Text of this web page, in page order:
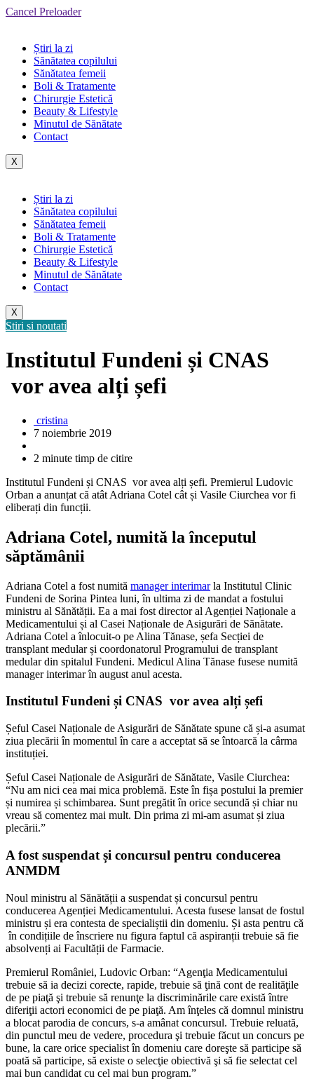
Cancel Preloader
Știri la zi
Sănătatea copilului
Sănătatea femeii
Boli & Tratamente
Chirurgie Estetică
Beauty & Lifestyle
Minutul de Sănătate
Contact
X
Știri la zi
Sănătatea copilului
Sănătatea femeii
Boli & Tratamente
Chirurgie Estetică
Beauty & Lifestyle
Minutul de Sănătate
Contact
X
Stiri si noutati
Institutul Fundeni și CNAS
vor avea alți șefi
cristina
7 noiembrie 2019
2 minute timp de citire
Institutul Fundeni și CNAS vor avea alți șefi. Premierul Ludovic
Orban a anunțat că atât Adriana Cotel cât și Vasile Ciurchea vor fi
eliberați din funcții.
Adriana Cotel, numită la începutul
săptămânii
Adriana Cotel a fost numită manager interimarla Institutul Clinic
Fundeni de Sorina Pintea luni, în ultima zi de mandat a fostului
ministru al Sănătății. Ea a mai fost director al Agenției Naționale a
Medicamentului și al Casei Naționale de Asigurări de Sănătate.
Adriana Cotel a înlocuit-o pe Alina Tănase, șefa Secției de
transplant medular și coordonatorul Programului de transplant
medular din spitalul Fundeni. Medicul Alina Tănase fusese numită
manager interimar în august anul acesta.
Institutul Fundeni și CNAS vor avea alți șefi
Șeful Casei Naționale de Asigurări de Sănătate spune că și-a asumat
ziua plecării în momentul în care a acceptat să se întoarcă la cârma
instituției.
Șeful Casei Naționale de Asigurări de Sănătate, Vasile Ciurchea:
“Nu am nici cea mai mica problemă. Este în fișa postului la premier
și numirea și schimbarea. Sunt pregătit în orice secundă și chiar nu
vreau să comentez mai mult. Din prima zi mi-am asumat și ziua
plecării.”
A fost suspendat și concursul pentru conducerea
ANMDM
Noul ministru al Sănătății a suspendat și concursul pentru
conducerea Agenției Medicamentului. Acesta fusese lansat de fostul
ministru și era contesta de specialiștii din domeniu. Și asta pentru că
în condițiile de înscriere nu figura faptul că aspiranții trebuie să fie
absolvenți ai Facultății de Farmacie.
Premierul României, Ludovic Orban: “Agenţia Medicamentului
trebuie să ia decizi corecte, rapide, trebuie să ţină cont de realităţile
de pe piaţă şi trebuie să renunţe la discriminările care există între
diferiţii actori economici de pe piaţă. Am înţeles că domnul ministru
a blocat parodia de concurs, s-a amânat concursul. Trebuie reluată,
din punctul meu de vedere, procedura şi trebuie făcut un concurs pe
bune, la care orice specialist în domeniu care doreşte să participe să
poată să participe, să existe o selecţie obiectivă şi să fie selectat cel
mai bun candidat cu cel mai bun program.”